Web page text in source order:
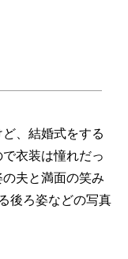
、結婚式をする
衣装は憧れだっ
夫と満面の笑み
後ろ姿などの写真